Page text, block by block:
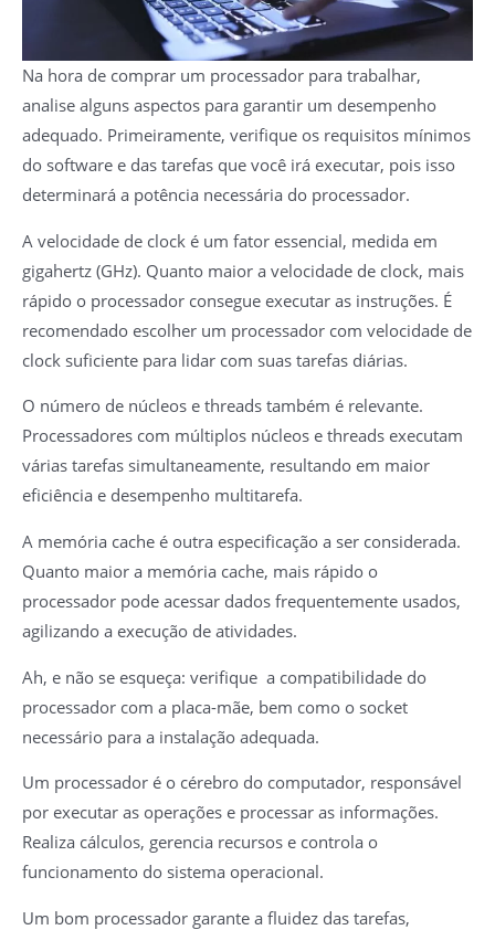
Na hora de comprar um processador para trabalhar,
analise alguns aspectos para garantir um desempenho
adequado. Primeiramente, verifique os requisitos mínimos
do software e das tarefas que você irá executar, pois isso
determinará a potência necessária do processador.
A velocidade de clock é um fator essencial, medida em
gigahertz (GHz). Quanto maior a velocidade de clock, mais
rápido o processador consegue executar as instruções. É
recomendado escolher um processador com velocidade de
clock suficiente para lidar com suas tarefas diárias.
O número de núcleos e threads também é relevante.
Processadores com múltiplos núcleos e threads executam
várias tarefas simultaneamente, resultando em maior
eficiência e desempenho multitarefa.
A memória cache é outra especificação a ser considerada.
Quanto maior a memória cache, mais rápido o
processador pode acessar dados frequentemente usados,
agilizando a execução de atividades.
Ah, e não se esqueça: verifique a compatibilidade do
processador com a placa-mãe, bem como o socket
necessário para a instalação adequada.
Um processador é o cérebro do computador, responsável
por executar as operações e processar as informações.
Realiza cálculos, gerencia recursos e controla o
funcionamento do sistema operacional.
Um bom processador garante a fluidez das tarefas,